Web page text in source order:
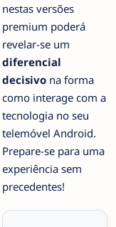
nestas versões
premium poderá
revelar-se um
diferencial
decisivo na forma
como interage com a
tecnologia no seu
telemóvel Android.
Prepare-se para uma
experiência sem
precedentes!